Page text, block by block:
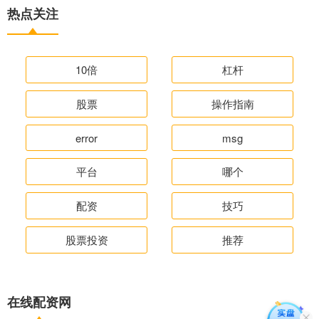
热点关注
10倍 杠杆
股票 操作指南
error msg
平台 哪个
配资 技巧
股票投资 推荐
在线配资网